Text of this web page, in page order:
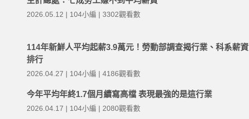
2026.05.12 | 104小編 | 3302觀看數
114年新鮮人平均起薪3.9萬元！勞動部調查揭行業、科系薪資
排行
2026.04.27 | 104小編 | 4186觀看數
今年平均年終1.7個月續寫高檔 表現最強的是這行業
2026.04.17 | 104小編 | 2080觀看數